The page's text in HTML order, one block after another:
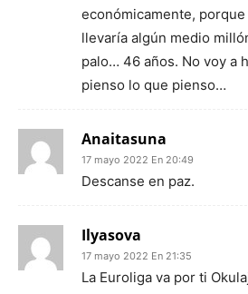
económicamente, porque
llevaría algún medio
palo… 46 años. No voy a
pienso lo que pienso…
Anaitasuna
17 mayo 2022 En 20:49
Descanse en paz.
Ilyasova
17 mayo 2022 En 21:35
La Euroliga va por ti